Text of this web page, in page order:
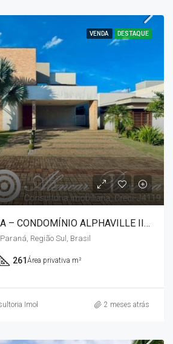
VENDA DESTAQUE
CASA SOBRADADA – CONDOMÍNIO ALPHAVILLE II – GLEBA PALHANO
Região Sul, Brasil
261Área privativa m²
Imobiliária 2 meses atrás